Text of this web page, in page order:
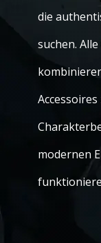
die
suchen.
modernen